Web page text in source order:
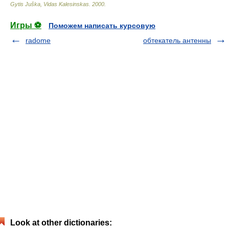
Gytis Juška, Vidas Kalesinskas 2000
Игры ⚽
Поможем написать курсовую
radome
обтекатель антенны
Look at other dictionaries: